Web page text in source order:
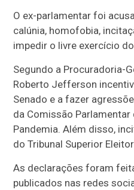
O ex-parlamentar foi
calúnia, homofobia,
impedir o livre exercício
Segundo a Procuradoria-
Roberto Jefferson
Senado e a fazer
da Comissão
Pandemia. Além disso,
do Tribunal Superior
As declarações foram
publicados nas redes